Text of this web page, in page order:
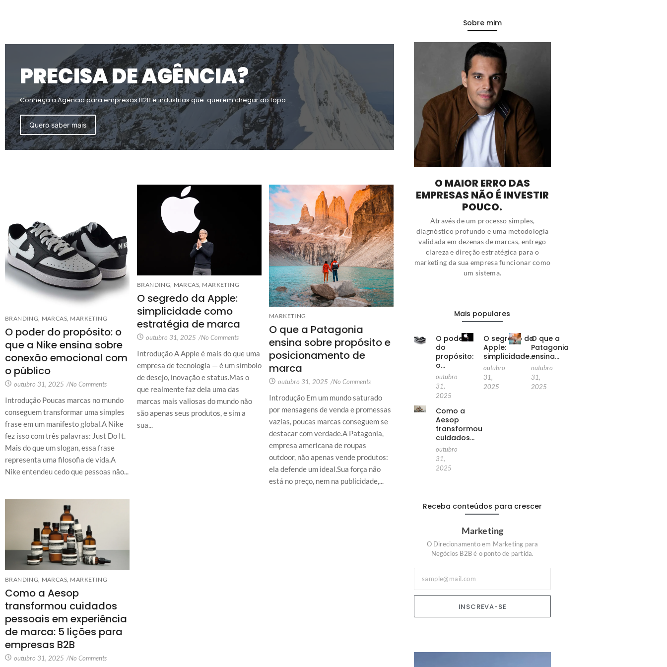
PRECISA DE AGÊNCIA?
Conheça a Agência para empresas B2B e industrias que querem chegar ao topo
Quero saber mais
BRANDING, MARCAS, MARKETING
O poder do propósito: o
que a Nike ensina sobre
conexão emocional com
o público
outubro 31, 2025 /No Comments
Introdução Poucas marcas no mundo
conseguem transformar uma simples
frase em um manifesto global.A Nike
fez isso com três palavras: Just Do It.
Mais do que um slogan, essa frase
representa uma filosofia de vida.A
Nike entendeu cedo que pessoas não...
BRANDING, MARCAS, MARKETING
O segredo da Apple:
simplicidade como
estratégia de marca
outubro 31, 2025 /No Comments
Introdução A Apple é mais do que uma
empresa de tecnologia — é um símbolo
de desejo, inovação e status.Mas o
que realmente faz dela uma das
marcas mais valiosas do mundo não
são apenas seus produtos, e sim a
sua...
MARKETING
O que a Patagonia
ensina sobre propósito e
posicionamento de
marca
outubro 31, 2025 /No Comments
Introdução Em um mundo saturado
por mensagens de venda e promessas
vazias, poucas marcas conseguem se
destacar com verdade.A Patagonia,
empresa americana de roupas
outdoor, não apenas vende produtos:
ela defende um ideal.Sua força não
está no preço, nem na publicidade,...
BRANDING, MARCAS, MARKETING
Como a Aesop
transformou cuidados
pessoais em experiência
de marca: 5 lições para
empresas B2B
outubro 31, 2025 /No Comments
Sobre mim
O MAIOR ERRO DAS
EMPRESAS NÃO É INVESTIR
POUCO.
Através de um processo simples,
diagnóstico profundo e uma metodologia
validada em dezenas de marcas, entrego
clareza e direção estratégica para o
marketing da sua empresa funcionar como
um sistema.
Mais populares
O poder
do
propósito:
o…
outubro
31,
2025
O segredo da
Apple:
simplicidade…
outubro
31,
2025
O que a
Patagonia
ensina…
outubro
31,
2025
Como a
Aesop
transformou
cuidados…
outubro
31,
2025
Receba conteúdos para crescer
Marketing
O Direcionamento em Marketing para
Negócios B2B é o ponto de partida.
INSCREVA-SE